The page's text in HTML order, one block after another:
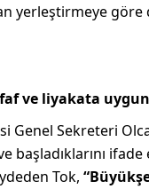
yerleştirmeye göre
ve liyakata
Genel Sekreteri
başladıklarını
Tok,